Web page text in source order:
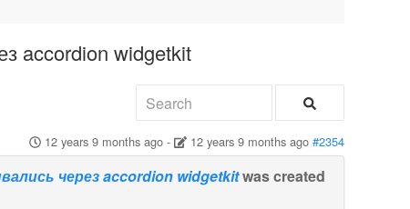
accordion widgetkit
12 years 9 months ago- 12 years 9 months ago #2354
через accordion widgetkitwas created